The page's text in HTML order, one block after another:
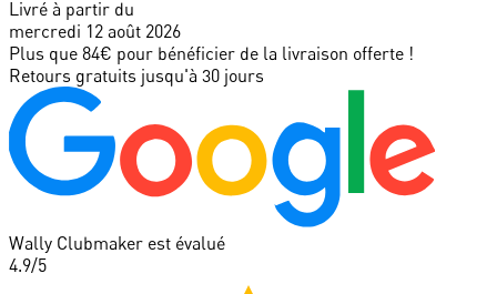
Livré à partir du
mercredi 12 août 2026
Plus que 84€ pour bénéficier de la livraison offerte !
Retours gratuits jusqu'à 30 jours
Wally Clubmaker est évalué
4.9/5